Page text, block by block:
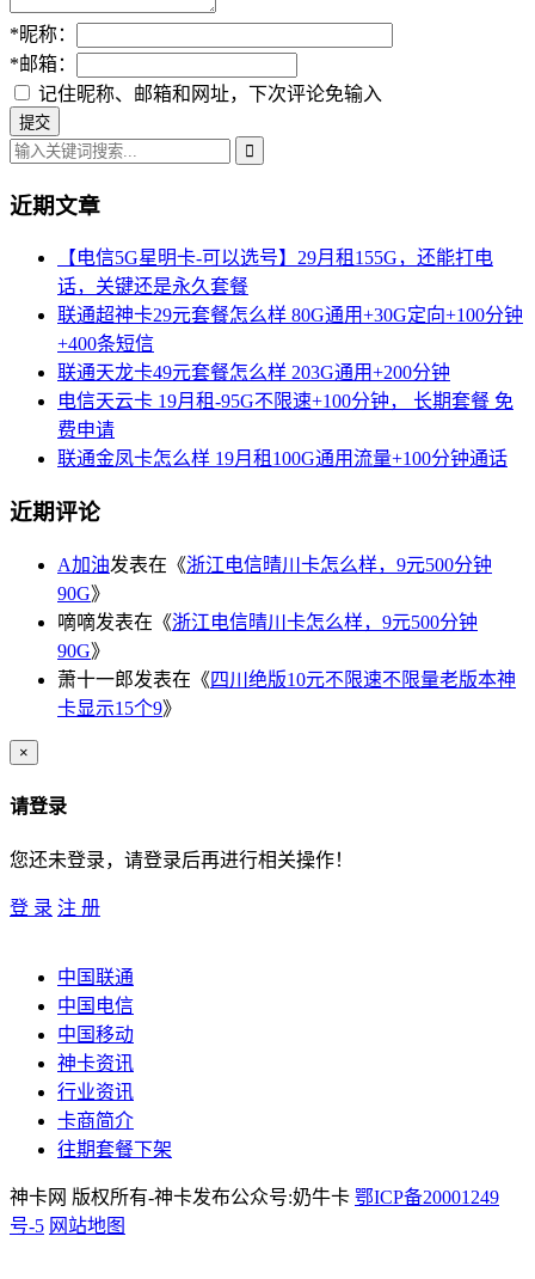
*昵称：
*邮箱：
记住昵称、邮箱和网址，下次评论免输入
近期文章
【电信5G星明卡-可以选号】29月租155G，还能打电
话，关键还是永久套餐
联通超神卡29元套餐怎么样 80G通用+30G定向+100分钟
+400条短信
联通天龙卡49元套餐怎么样 203G通用+200分钟
电信天云卡 19月租-95G不限速+100分钟， 长期套餐 免
费申请
联通金凤卡怎么样 19月租100G通用流量+100分钟通话
近期评论
A加油发表在《浙江电信晴川卡怎么样，9元500分钟
90G》
嘀嘀发表在《浙江电信晴川卡怎么样，9元500分钟
90G》
萧十一郎发表在《四川绝版10元不限速不限量老版本神
卡显示15个9》
×
请登录
您还未登录，请登录后再进行相关操作！
登 录 注 册
中国联通
中国电信
中国移动
神卡资讯
行业资讯
卡商简介
往期套餐下架
神卡网 版权所有-神卡发布公众号:奶牛卡 鄂ICP备20001249
号-5 网站地图